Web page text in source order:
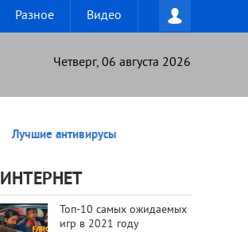
Разное Видео
Четверг, 06 августа 2026
Лучшие антивирусы
ИНТЕРНЕТ
Топ-10 самых ожидаемых
игр в 2021 году